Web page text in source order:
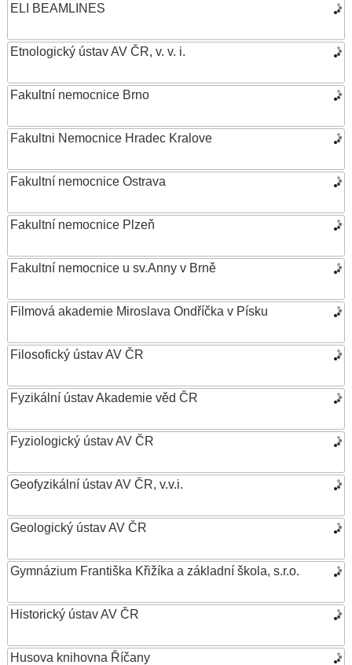
ELI BEAMLINES
Etnologický ústav AV ČR, v. v. i.
Fakultní nemocnice Brno
Fakultni Nemocnice Hradec Kralove
Fakultní nemocnice Ostrava
Fakultní nemocnice Plzeň
Fakultní nemocnice u sv.Anny v Brně
Filmová akademie Miroslava Ondříčka v Písku
Filosofický ústav AV ČR
Fyzikální ústav Akademie věd ČR
Fyziologický ústav AV ČR
Geofyzikální ústav AV ČR, v.v.i.
Geologický ústav AV ČR
Gymnázium Františka Křižíka a základní škola, s.r.o.
Historický ústav AV ČR
Husova knihovna Říčany